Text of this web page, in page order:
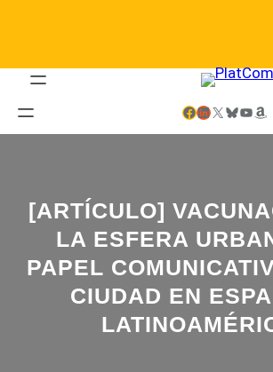
Facebook LinkedIn X Bluesky YouTube Amazon
[ARTÍCULO]
LA ESFERA
PAPEL
CIUDAD EN